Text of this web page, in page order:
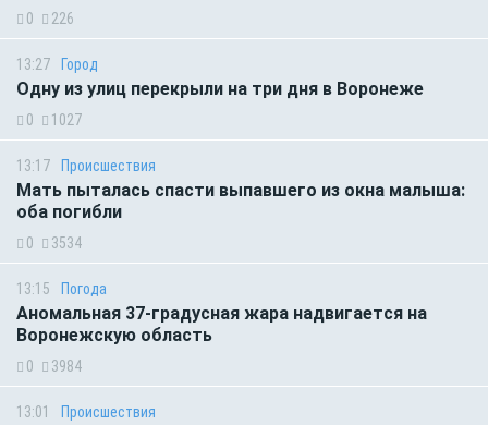
0 226
13:27 Город
Одну из улиц перекрыли на три дня в Воронеже
0 1027
13:17 Происшествия
Мать пыталась спасти выпавшего из окна малыша:
оба погибли
0 3534
13:15 Погода
Аномальная 37-градусная жара надвигается на
Воронежскую область
0 3984
13:01 Происшествия